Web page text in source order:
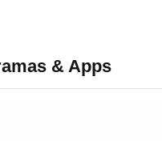
& Apps